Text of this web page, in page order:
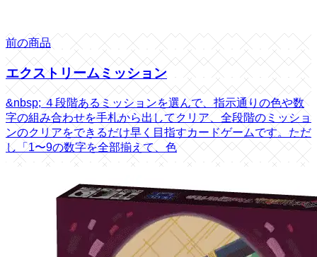
前の商品
エクストリームミッション
&nbsp; ４段階あるミッションを選んで、指示通りの色や数
字の組み合わせを手札から出してクリア、全段階のミッショ
ンのクリアをできるだけ早く目指すカードゲームです。ただ
し「1〜9の数字を全部揃えて、色